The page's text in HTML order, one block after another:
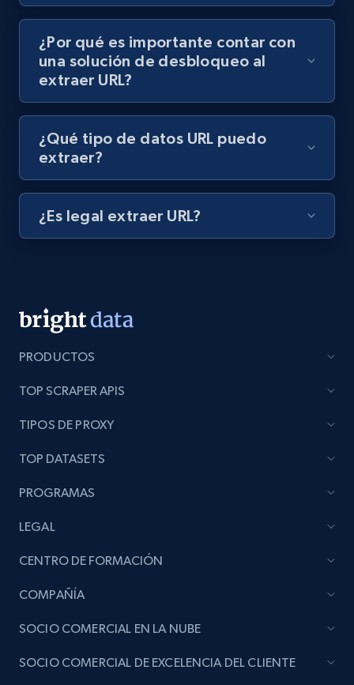
8K+ 713+ Prueba gratuita
Youtube - Videos posts - Discover videos by
channel URL
Video length, Likes, Views, and more.
filters
URL, Title, Youtuber, Youtuber md5, Video url,
8K+ 713+
Youtube - Videos posts - Collect YouTube
posts by hashtags
Video length, Likes, Views, and more.
by Explore page URL
¿Por qué es importante contar con
una solución de desbloqueo al
extraer URL?
¿Qué tipo de datos URL puedo
extraer?
¿Es legal extraer URL?
PRODUCTOS
TOP SCRAPER APIS
TIPOS DE PROXY
TOP DATASETS
PROGRAMAS
LEGAL
CENTRO DE FORMACIÓN
COMPAÑÍA
SOCIO COMERCIAL EN LA NUBE
SOCIO COMERCIAL DE EXCELENCIA DEL CLIENTE